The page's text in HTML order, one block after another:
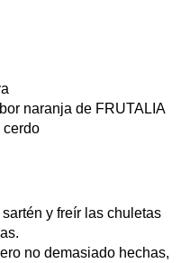
naranja de FRUTALIA
cerdo
y freír las chuletas
no demasiado hechas,